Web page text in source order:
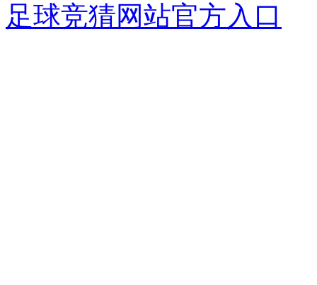
足球竞猜网站官方入口